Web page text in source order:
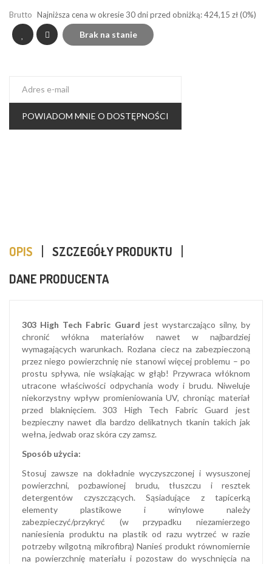
Brutto Najniższa cena w okresie 30 dni przed obniżką:424,15 zł(0%)
Brak na stanie
POWIADOM MNIE O DOSTĘPNOŚCI
OPIS
SZCZEGÓŁY PRODUKTU
DANE PRODUCENTA
303 High Tech Fabric Guard jest wystarczająco silny, by
chronić włókna materiałów nawet w najbardziej
wymagających warunkach. Rozlana ciecz na zabezpieczoną
przez niego powierzchnię nie stanowi więcej problemu – po
prostu spływa, nie wsiąkając w głąb! Przywraca włóknom
utracone właściwości odpychania wody i brudu. Niweluje
niekorzystny wpływ promieniowania UV, chroniąc materiał
przed blaknięciem. 303 High Tech Fabric Guard jest
bezpieczny nawet dla bardzo delikatnych tkanin takich jak
wełna, jedwab oraz skóra czy zamsz.
Sposób użycia:
Stosuj zawsze na dokładnie wyczyszczonej i wysuszonej
powierzchni, pozbawionej brudu, tłuszczu i resztek
detergentów czyszczących. Sąsiadujące z tapicerką
elementy plastikowe i winylowe należy
zabezpieczyć/przykryć (w przypadku niezamierzego
naniesienia produktu na plastik od razu wytrzeć w razie
potrzeby wilgotną mikrofibrą) Nanieś produkt równomiernie
na powierzchnię materiału i pozostaw do wyschnięcia na